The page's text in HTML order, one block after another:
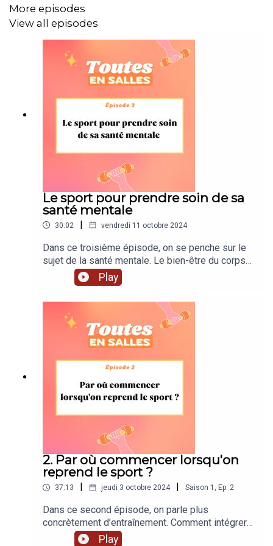
Tout cela, Fanny le raconte sans tabou dans le deuxième
épisodeQuand le cancer est là.
Mon corps, ce poidssaison 2 est un podcast de
Madmoizelle avec le soutien institutionnel de Gilead,
écrit et incarné par Fanny Rosa Viegas, co-écrit et réalisé
par Delphine Peresan-Roudil. Production: Rochann Novin
More episodes
View all episodes
Le sport pour prendre soin de sa
santé mentale
30:02 | vendredi 11 octobre 2024
Dans ce troisième épisode, on se penche sur le
sujet de la santé mentale. Le bien-être du corps
étant clairement relié au bien-être de la tête, nous
nous sommes demandées : quels impacts
concrets le sport peut-il bien avoir sur notre
moral ? Et est-ce que d’une certaine manière, on
peut s’en servir comme d’une thérapie ? Bonne
Play
2. Par où commencer lorsqu'on
reprend le sport ?
37:13 | jeudi 3 octobre 2024 | Saison 1 , Ep. 2
Dans ce second épisode, on parle plus
concrètement d’entraînement. Comment intégrer
le sport dans notre routine, sans que cela ne
Play